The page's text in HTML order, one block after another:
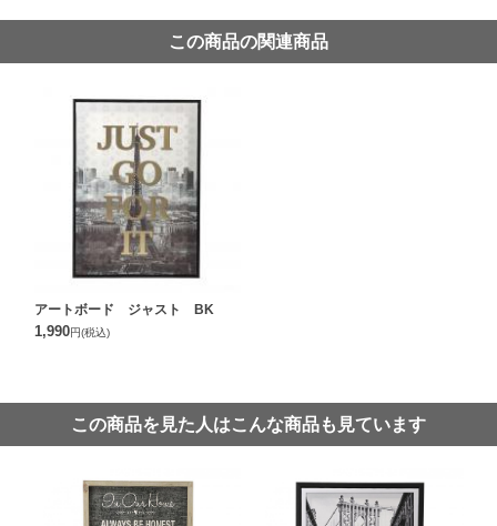
この商品の関連商品
アートボード ジャスト BK
1,990円(税込)
この商品を見た人はこんな商品も見ています